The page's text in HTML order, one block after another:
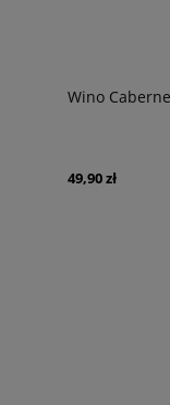
Wino
49,90 zł